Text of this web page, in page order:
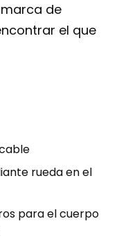
de
el que
rueda en el
para el cuerpo